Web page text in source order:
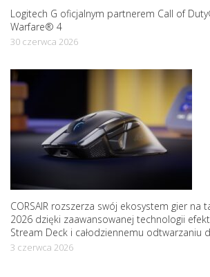
Logitech G oficjalnym partnerem Call of
Warfare® 4
30 czerwca 2026
CORSAIR rozszerza swój ekosystem gier na
2026 dzięki zaawansowanej technologii
Stream Deck i całodziennemu odtwarzaniu
3 czerwca 2026